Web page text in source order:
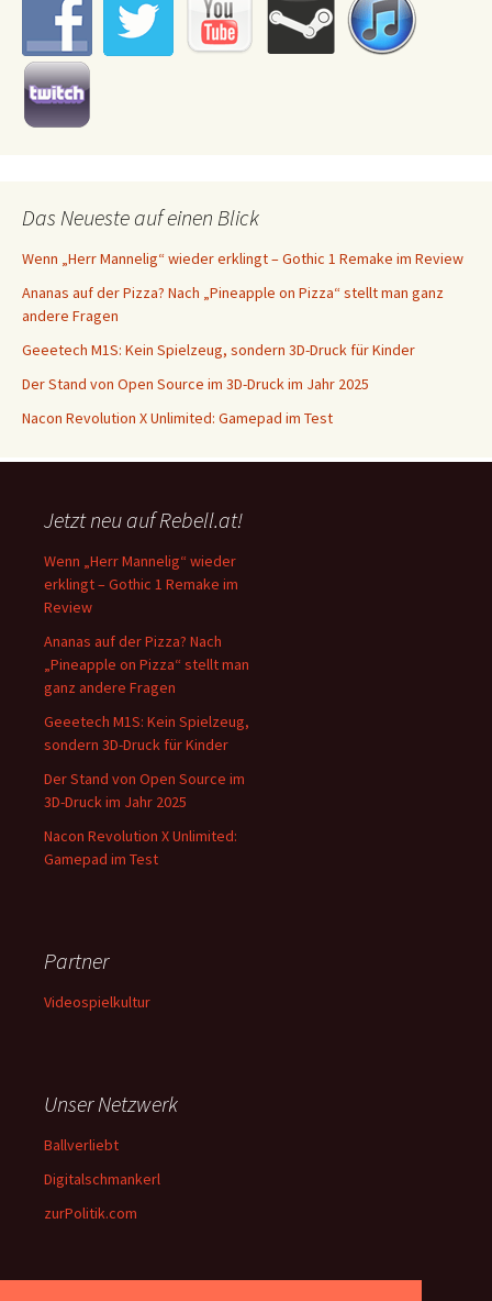
Das Neueste auf einen Blick
Wenn „Herr Mannelig“ wieder erklingt – Gothic 1 Remake im Review
Ananas auf der Pizza? Nach „Pineapple on Pizza“ stellt man ganz
andere Fragen
Geeetech M1S: Kein Spielzeug, sondern 3D-Druck für Kinder
Der Stand von Open Source im 3D-Druck im Jahr 2025
Nacon Revolution X Unlimited: Gamepad im Test
Jetzt neu auf Rebell.at!
Wenn „Herr Mannelig“ wieder
erklingt – Gothic 1 Remake im
Review
Ananas auf der Pizza? Nach
„Pineapple on Pizza“ stellt man
ganz andere Fragen
Geeetech M1S: Kein Spielzeug,
sondern 3D-Druck für Kinder
Der Stand von Open Source im
3D-Druck im Jahr 2025
Nacon Revolution X Unlimited:
Gamepad im Test
Partner
Videospielkultur
Unser Netzwerk
Ballverliebt
Digitalschmankerl
zurPolitik.com